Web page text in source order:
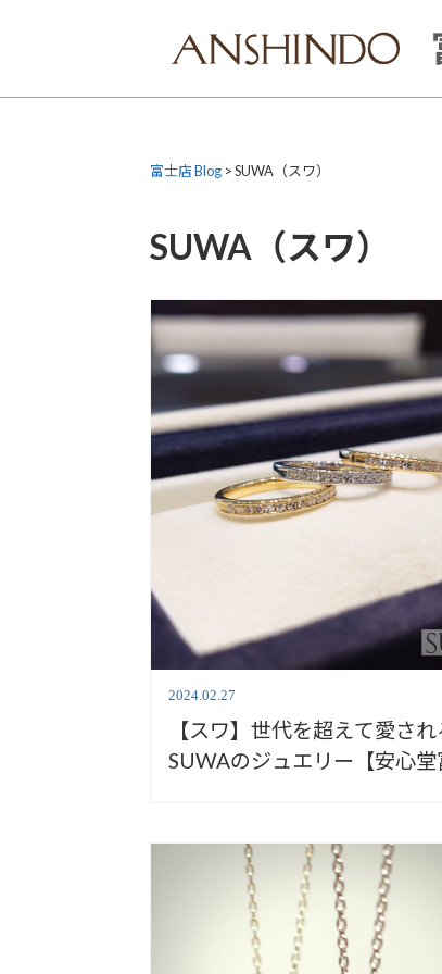
富士店 Blog >SUWA（スワ）
SUWA（スワ）
2024.02.27
【スワ】世代を超えて愛され
SUWAのジュエリー【安心堂